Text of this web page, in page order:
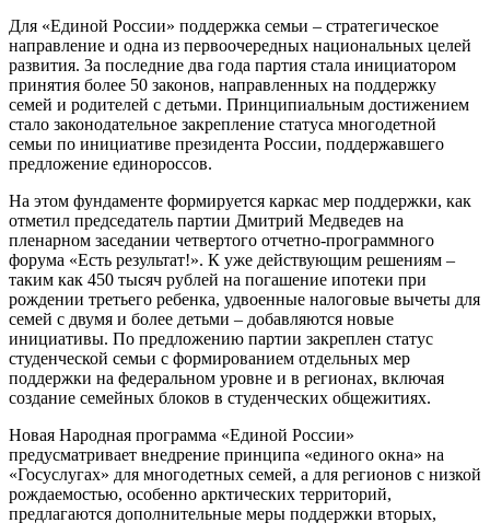
Для «Единой России» поддержка семьи – стратегическое
направление и одна из первоочередных национальных целей
развития. За последние два года партия стала инициатором
принятия более 50 законов, направленных на поддержку
семей и родителей с детьми. Принципиальным достижением
стало законодательное закрепление статуса многодетной
семьи по инициативе президента России, поддержавшего
предложение единороссов.
На этом фундаменте формируется каркас мер поддержки, как
отметил председатель партии Дмитрий Медведев на
пленарном заседании четвертого отчетно-программного
форума «Есть результат!». К уже действующим решениям –
таким как 450 тысяч рублей на погашение ипотеки при
рождении третьего ребенка, удвоенные налоговые вычеты для
семей с двумя и более детьми – добавляются новые
инициативы. По предложению партии закреплен статус
студенческой семьи с формированием отдельных мер
поддержки на федеральном уровне и в регионах, включая
создание семейных блоков в студенческих общежитиях.
Новая Народная программа «Единой России»
предусматривает внедрение принципа «единого окна» на
«Госуслугах» для многодетных семей, а для регионов с низкой
рождаемостью, особенно арктических территорий,
предлагаются дополнительные меры поддержки вторых,